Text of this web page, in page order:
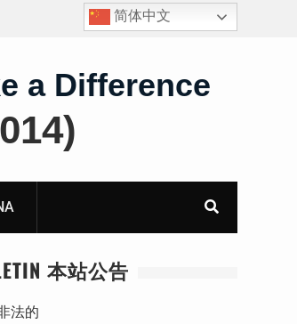
，活人干的奴工——咸阳市渭城区看守所
简体中文
a Difference
本站公告
法的